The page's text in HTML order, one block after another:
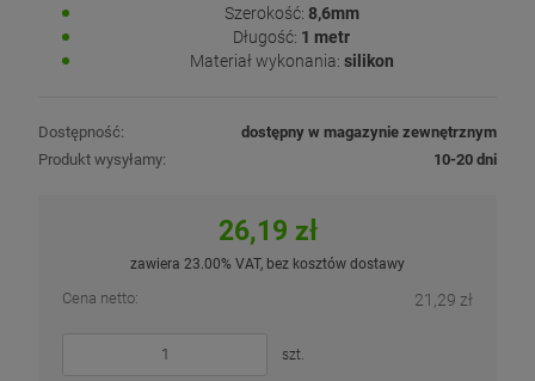
Szerokość: 8,6mm
Długość: 1 metr
Materiał wykonania: silikon
Dostępność:
dostępny w magazynie zewnętrznym
Produkt wysyłamy:
10-20 dni
26,19 zł
zawiera 23.00% VAT, bez kosztów dostawy
Cena netto: 21,29 zł
szt.